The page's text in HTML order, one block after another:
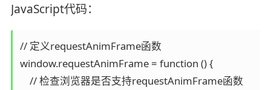
JavaScript代码：
// 定义requestAnimFrame函数
window.requestAnimFrame = function () {
    // 检查浏览器是否支持requestAnimFrame函数